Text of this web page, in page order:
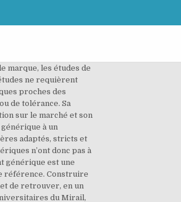
de référence a été démontrée par des études de biodisponibilités appropriées. Construire lâéquivalence: le médicament générique. En bleu, est indiquÃ©e la spÃ©cialitÃ© la plus vendue, qui sert de prix comparatif. Objectif. Retrouvez le goÃ»t d'apprendre ! Mode d'emploi du guide Recevez encore plus d'infos santÃ©, en vous abonnant Ã la quotidienne de E-sante. Les essais de bioéquivalence s’appuient sur la comparaison statistique médicament Générique vs Princeps de 2 paramètres d’exposition systémique au médicament : Pour conclure à la bioéquivalence entre les deux médicaments, Les pharmaciens sont depuis longtemps autorisés à délivrer un médicament générique au patient en le substituant au médicament dâorigine, compte tenu de lâéquivalence dâefficacité, de sécurité et de qualité de ces produits. C’est pourquoi, pour ces médicaments, l’intervalle d’acceptabilité de la bioéquivalence est resserré ([90 % ; 111 %]). Horaires. JUIN 2016. Équivalence (29/06/2016), Médicament générique - le point sur la bioéquivalence. - M. Dominique Maraninchi, directeur général, et M. Philippe Vella, directeur des médicaments génériques, homéopathiques, à base de plantes et des préparations de lâAgence nationale de sécurité du médicament et des produits de santé (ANSM) ; En revanche, son prix est obligatoirement inférieur, parfois jusqu'à 30%. la qualité de la méthode de dosage du principe